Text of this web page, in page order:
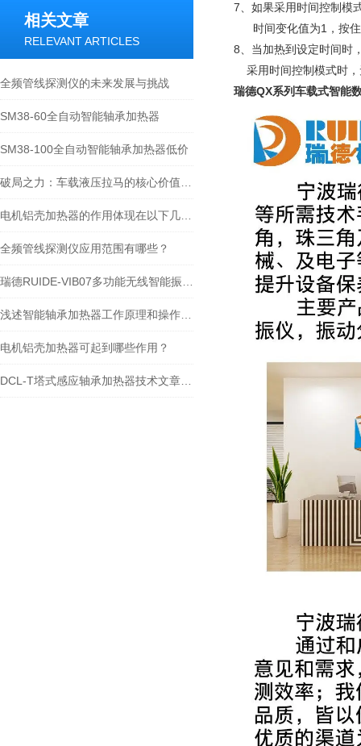
相关文章
RELEVANT ARTICLES
全频管线探测仪的未来发展与挑战
SM38-60全自动智能轴承加热器
SM38-100全自动智能轴承加热器低价
全频管线探测仪应用范围有哪些？
电机铝壳加热器可起到哪些作用？
7、如果采用时间控制模
时间变化值为1，按
8、当加热到设定时间时
采用时间控制模式时，
瑞德QX系列车载式智能